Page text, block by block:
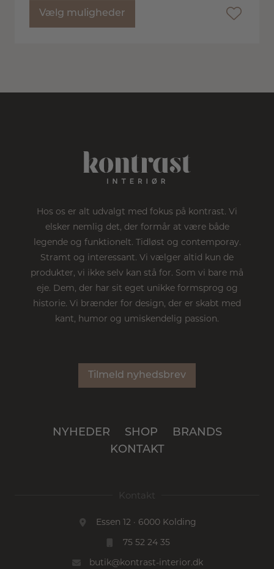
Vælg muligheder
Hos os er alt udvalgt med fokus på kontrast. Vi
elsker nemlig det, der formår at være både
legende og funktionelt. Tidløst og contemporay.
Stramt og interessant. Vi vælger altid kun de
produkter, vi ikke selv kan stå for. Som vi bare må
eje. Dem, der har sit eget unikke formsprog og
historie. Vi brænder for design, der er skabt med
kant, humor og umiskendelig passion.
Tilmeld nyhedsbrev
NYHEDER SHOP
BRANDS
KONTAKT
Kontakt
Essen 12 · 6000 Kolding
75 52 24 35
butik@kontrast-interior.dk